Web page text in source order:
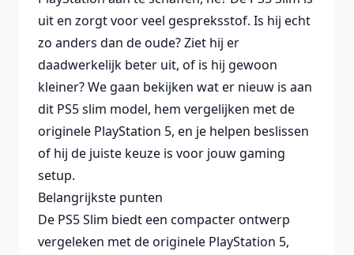
uit en zorgt voor veel gespreksstof. Is hij echt
zo anders dan de oude? Ziet hij er
daadwerkelijk beter uit, of is hij gewoon
kleiner? We gaan bekijken wat er nieuw is aan
dit PS5 slim model, hem vergelijken met de
originele PlayStation 5, en je helpen beslissen
of hij de juiste keuze is voor jouw gaming
setup.
Belangrijkste punten
De PS5 Slim biedt een compacter ontwerp
vergeleken met de originele PlayStation 5,